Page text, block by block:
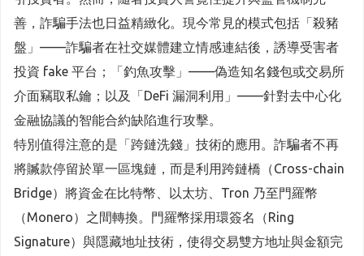
善，詐騙手法也日益精緻化。現今常見的模式包括「殺豬
盤」——詐騙者在社交媒體建立情感連結後，誘導受害者
投資 fake 平台；「釣魚攻擊」——偽造知名錢包或交易所
介面竊取私鑰；以及「DeFi 漏洞利用」——針對去中心化
金融協議的智能合約缺陷進行攻擊。
特別值得注意的是「跨鏈洗錢」技術的應用。詐騙者不再
將贓款停留於單一區塊鏈，而是利用跨鏈橋（Cross-chain
Bridge）將資金在比特幣、以太坊、Tron 乃至門羅幣
（Monero）之間轉換。門羅幣採用環簽名（Ring
Signature）與隱藏地址技術，使得交易雙方地址與金額完